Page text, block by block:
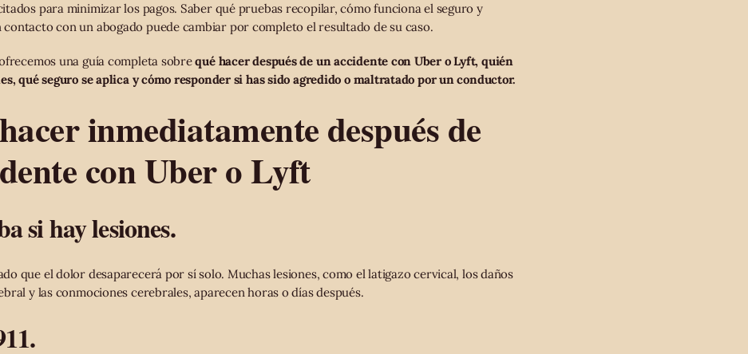
para minimizar los pagos. Saber qué pruebas recopilar, cómo funciona el seguro y
contacto con un abogado puede cambiar por completo el resultado de su caso.
una guía completa sobrequé hacer después de un accidente con Uber o Lyft, quién
qué seguro se aplica y cómo responder si has sido agredido o maltratado por un conductor.
inmediatamente después de
con Uber o Lyft
si hay lesiones.
que el dolor desaparecerá por sí solo. Muchas lesiones, como el latigazo cervical, los daños
y las conmociones cerebrales, aparecen horas o días después.